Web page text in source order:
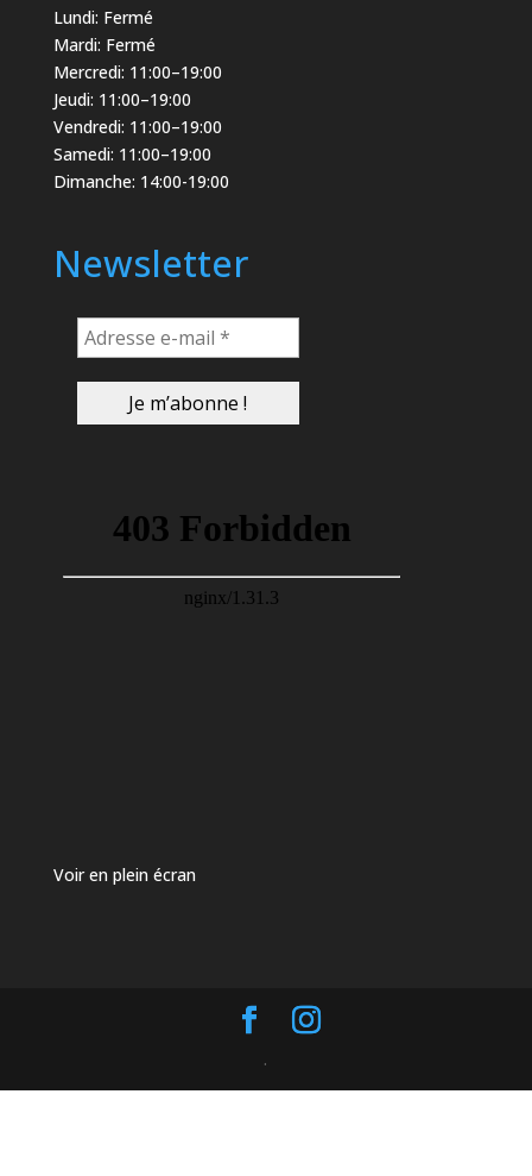
Lundi: Fermé
Mardi: Fermé
Mercredi: 11:00–19:00
Jeudi: 11:00–19:00
Vendredi: 11:00–19:00
Samedi: 11:00–19:00
Dimanche: 14:00-19:00
Newsletter
Voir en plein écran
.